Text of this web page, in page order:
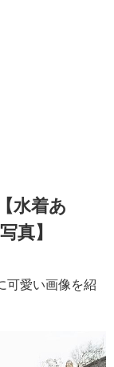
水着あ
真】
可愛い画像を紹